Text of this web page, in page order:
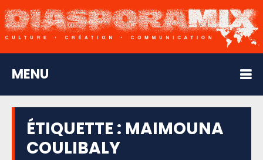
MENU
ÉTIQUETTE : MAIMOUNA
COULIBALY